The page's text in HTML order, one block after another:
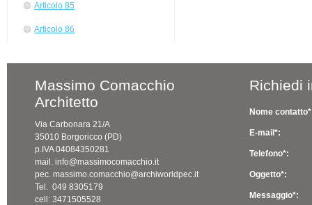
Articolo 85
Articolo 86
Massimo Comacchio
Architetto
Via Carbonara 21/A
35010 Borgoricco (PD)
p.IVA 04084350281
mail. info@massimocomacchio.it
pec. massimo.comacchio@archiworldpec.it
Tel. 049 8305179
cell: 3471505528
Richiedi
Nome
E-mail*:
Telefono*:
Oggetto*:
Messaggio*: